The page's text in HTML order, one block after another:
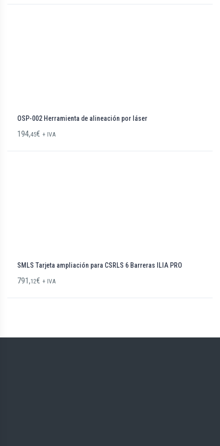
OSP-002 Herramienta de alineación por láser
194,45€ + IVA
SMLS Tarjeta ampliación para CSRLS 6 Barreras ILIA PRO
791,12€ + IVA